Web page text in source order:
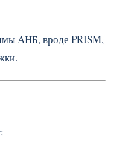
АНБ, вроде PRISM,